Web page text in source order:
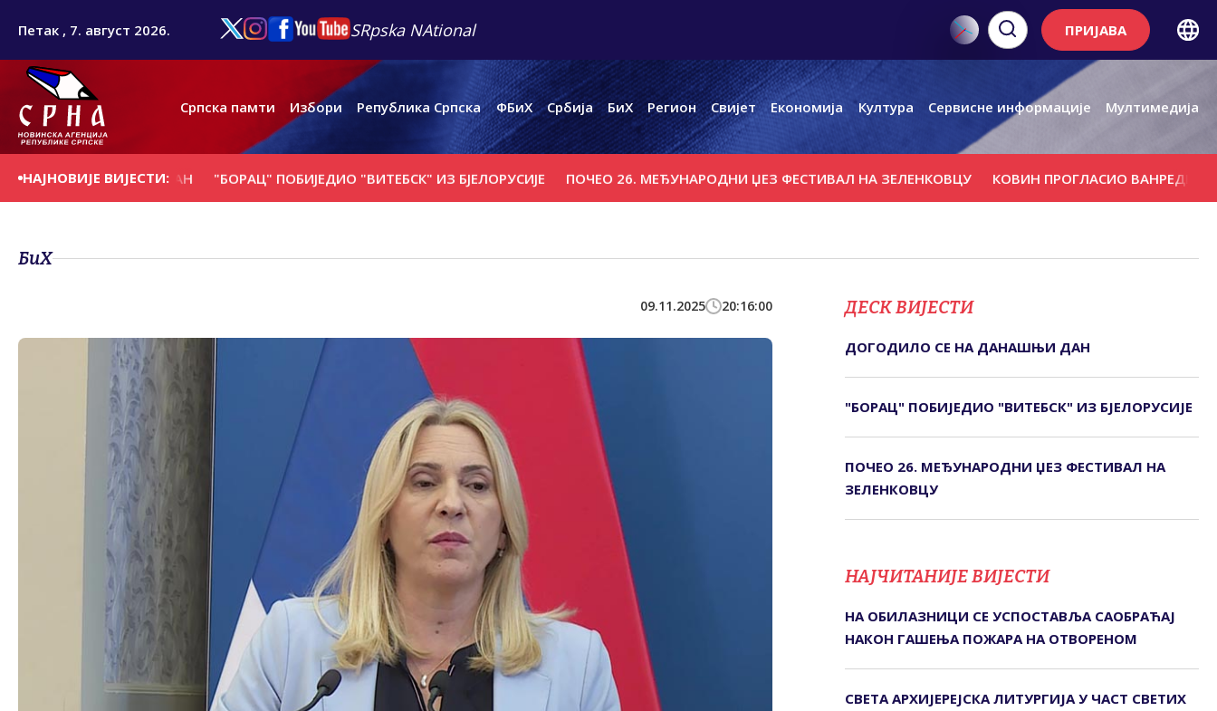
Петак , 7. август 2026. SRpska NAtional ПРИЈАВА
Српска памти Избори Република Српска ФБиХ Србија БиХ Регион Свијет Економија Култура Сервисне информације Мултимедија
НАЈНОВИЈЕ ВИЈЕСТИ:
НА ДАНАШЊИ ДАН "БОРАЦ" ПОБИЈЕДИО "ВИТЕБСК" ИЗ БЈЕЛОРУСИЈЕ ПОЧЕО 26. МЕЂУНАРОДНИ ЏЕЗ ФЕСТИВАЛ НА ЗЕЛЕНКОВЦУ КОВИН ПРОГЛАСИО ВАНРЕДНО
БиХ
09.11.2025 20:16:00 ДЕСК ВИЈЕСТИ
ДОГОДИЛО СЕ НА ДАНАШЊИ ДАН
"БОРАЦ" ПОБИЈЕДИО "ВИТЕБСК" ИЗ БЈЕЛОРУСИЈЕ
ПОЧЕО 26. МЕЂУНАРОДНИ ЏЕЗ ФЕСТИВАЛ НА
ЗЕЛЕНКОВЦУ
НАЈЧИТАНИЈЕ ВИЈЕСТИ
НА ОБИЛАЗНИЦИ СЕ УСПОСТАВЉА САОБРАЋАЈ
НАКОН ГАШЕЊА ПОЖАРА НА ОТВОРЕНОМ
СВЕTА АРХИЈЕРЕЈСКА ЛИTУРГИЈА У ЧАСТ СВЕТИХ